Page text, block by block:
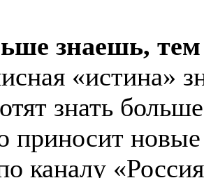
знаешь,
«истина»
знать
приносит
каналу